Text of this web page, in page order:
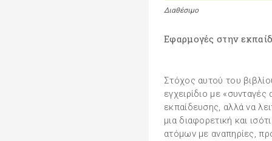
Διαθέσιμο
Εφαρμογές στην
Στόχος αυτού του
εγχειρίδιο με
εκπαίδευσης, αλλά να
μια διαφορετική και
ατόμων με αναπηρίες,